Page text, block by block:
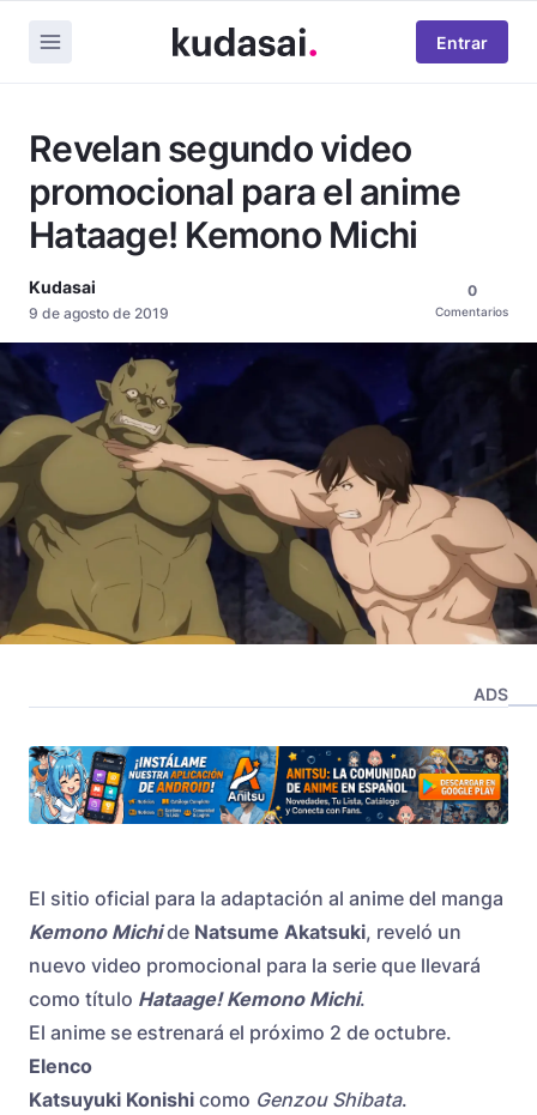
Entrar
Revelan segundo video
promocional para el anime
Hataage! Kemono Michi
Kudasai
9 de agosto de 2019
0
Comentarios
ADS
El sitio oficial para la adaptación al anime del manga
Kemono Michide Natsume Akatsuki, reveló un
nuevo video promocional para la serie que llevará
como título Hataage! Kemono Michi.
El anime se estrenará el próximo 2 de octubre.
Elenco
Katsuyuki Konishi como Genzou Shibata.